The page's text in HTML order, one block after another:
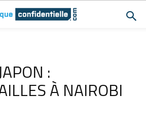
:
À NAIROBI